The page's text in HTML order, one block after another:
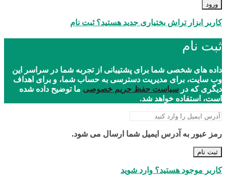
ورود
کاربر ابزار تراش بختیاری جدید هستید؟ ثبت نام
ثبت نام
داده های شخصی شما برای پشتیبانی از تجربه شما در سراسر این
وب سایت، برای مدیریت دسترسی به حساب شما، و برای اهداف
دیگری که در سیاست حفظ حریم خصوصی ما توضیح داده شده
است، استفاده خواهد شد.
رمز عبور به آدرس ایمیل شما ارسال می شود.
ثبت نام
کاربر موجود هستید؟ وارد شوید